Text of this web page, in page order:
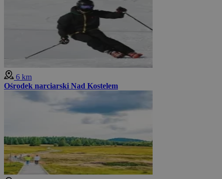
6 km
Ośrodek narciarski Nad Kostelem